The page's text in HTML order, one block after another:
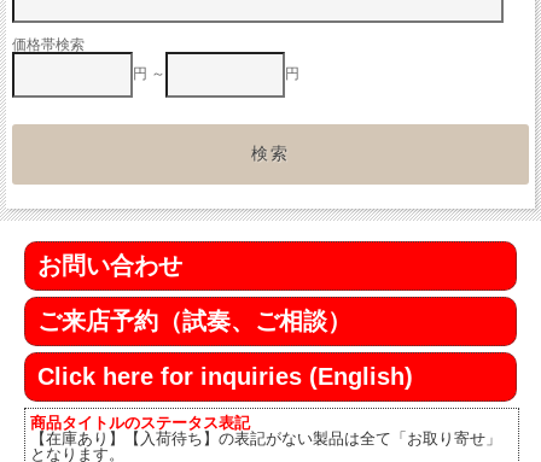
価格帯検索
円 ～
円
お問い合わせ
ご来店予約（試奏、ご相談）
Click here for inquiries (English)
商品タイトルのステータス表記
【在庫あり】【入荷待ち】の表記がない製品は全て「お取り寄せ」
となります。